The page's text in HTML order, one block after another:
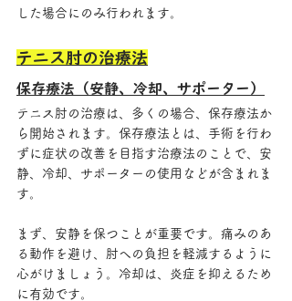
した場合にのみ行われます。
テニス肘の治療法
保存療法（安静、冷却、サポーター）
テニス肘の治療は、多くの場合、保存療法か
ら開始されます。保存療法とは、手術を行わ
ずに症状の改善を目指す治療法のことで、安
静、冷却、サポーターの使用などが含まれま
す。
まず、安静を保つことが重要です。痛みのあ
る動作を避け、肘への負担を軽減するように
心がけましょう。冷却は、炎症を抑えるため
に有効です。